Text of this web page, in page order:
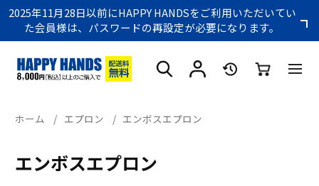
2025年11月28日以前にHAPPY HANDSをご利用いただいてい
た会員様は、パスワードの再設定が必要になります。
ホーム / エプロン / エンボスエプロン
エンボスエプロン